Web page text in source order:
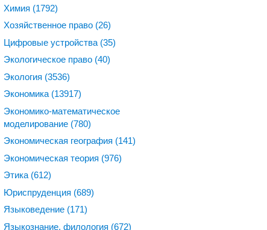
Химия (1792)
Хозяйственное право (26)
Цифровые устройства (35)
Экологическое право (40)
Экология (3536)
Экономика (13917)
Экономико-математическое
моделирование (780)
Экономическая география (141)
Экономическая теория (976)
Этика (612)
Юриспруденция (689)
Языковедение (171)
Языкознание, филология (672)